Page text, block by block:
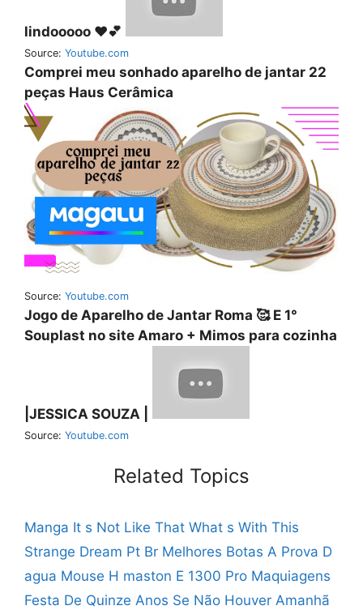
lindooooo ❤️💕
Source: Youtube.com
Comprei meu sonhado aparelho de jantar 22
peças Haus Cerâmica
Source: Youtube.com
Jogo de Aparelho de Jantar Roma 🥰 E 1°
Souplast no site Amaro + Mimos para cozinha
|JESSICA SOUZA |
Source: Youtube.com
Related Topics
Manga It s Not Like That What s With This
Strange Dream Pt Br Melhores Botas A Prova D
agua Mouse H maston E 1300 Pro Maquiagens
Festa De Quinze Anos Se Não Houver Amanhã